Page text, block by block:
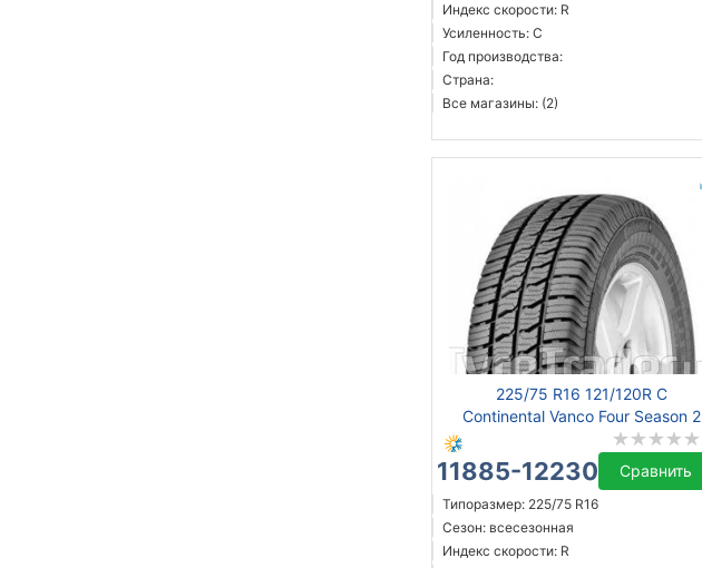
Индекс скорости: R
Усиленность: C
Год производства:
Страна:
Все магазины: (2)
225/75 R16 121/120R C
Continental Vanco Four Season 2
11885-12230 ₴Сравнить
Типоразмер: 225/75 R16
Сезон: всесезонная
Индекс скорости: R